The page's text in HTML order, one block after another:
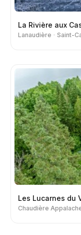
La Rivière aux
Lanaudière Saint-
Les Lucarnes du
Chaudière